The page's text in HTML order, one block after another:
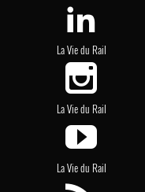
La Vie du Rail
La Vie du Rail
La Vie du Rail